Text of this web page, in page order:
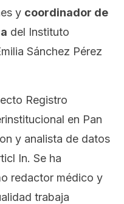
y coordinador de
del Instituto
Sánchez Pérez
Registro
en Pan
y analista de datos
In. Se ha
redactor médico y
trabaja